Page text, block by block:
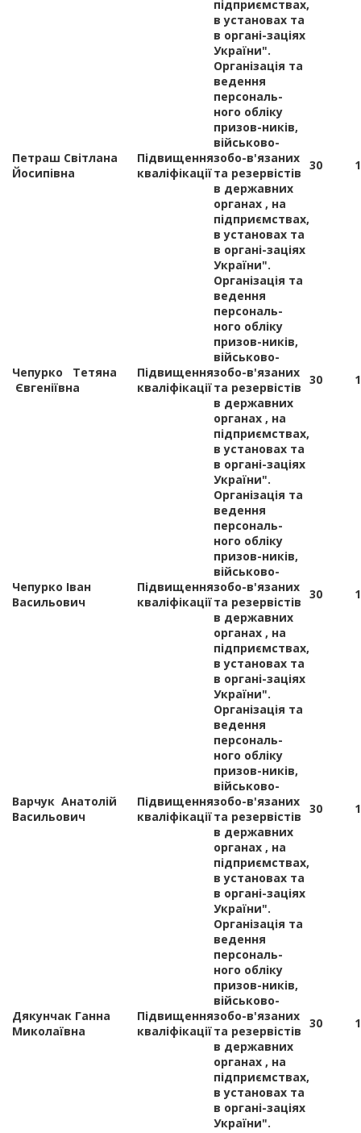
підприємствах,
в установах та
в органі-заціях
України".
Петраш Світлана
Йосипівна
Підвищення
кваліфікації
Організація та
ведення
персональ-
ного обліку
призов-ників,
військово-
зобо-в'язаних
та резервістів
в державних
органах , на
підприємствах,
в установах та
в органі-заціях
України".
30 1
Чепурко Тетяна
Євгеніївна
Підвищення
кваліфікації
Організація та
ведення
персональ-
ного обліку
призов-ників,
військово-
зобо-в'язаних
та резервістів
в державних
органах , на
підприємствах,
в установах та
в органі-заціях
України".
30 1
Чепурко Іван
Васильович
Підвищення
кваліфікації
Організація та
ведення
персональ-
ного обліку
призов-ників,
військово-
зобо-в'язаних
та резервістів
в державних
органах , на
підприємствах,
в установах та
в органі-заціях
України".
30 1
Варчук Анатолій
Васильович
Підвищення
кваліфікації
Організація та
ведення
персональ-
ного обліку
призов-ників,
військово-
зобо-в'язаних
та резервістів
в державних
органах , на
підприємствах,
в установах та
в органі-заціях
України".
30 1
Дякунчак Ганна
Миколаївна
Підвищення
кваліфікації
Організація та
ведення
персональ-
ного обліку
призов-ників,
військово-
зобо-в'язаних
та резервістів
в державних
органах , на
підприємствах,
в установах та
в органі-заціях
України".
30 1